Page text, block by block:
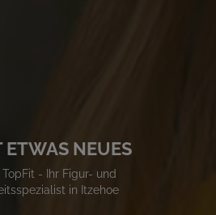
ETWAS NEUES
- Ihr Figur- und
in Itzehoe